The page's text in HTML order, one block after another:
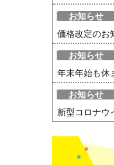
お知らせ
価格改定のお
お知らせ
年末年始も休
お知らせ
新型コロナウ